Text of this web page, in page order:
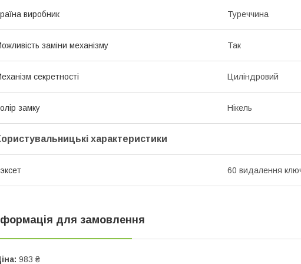
виробник Туреччина
заміни механізму Так
секретності Циліндровий
замку Нікель
характеристики
60 видалення
для замовлення
983 ₴